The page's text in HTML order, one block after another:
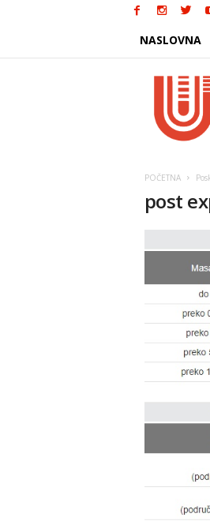
NASLOVNA
POČETNA
post